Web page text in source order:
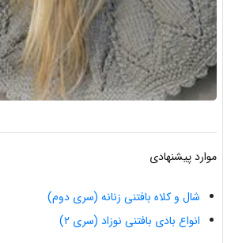
موارد پیشنهادی
شال و کلاه بافتنی زنانه (سری دوم)
انواع بادی بافتنی نوزاد (سری ۲)